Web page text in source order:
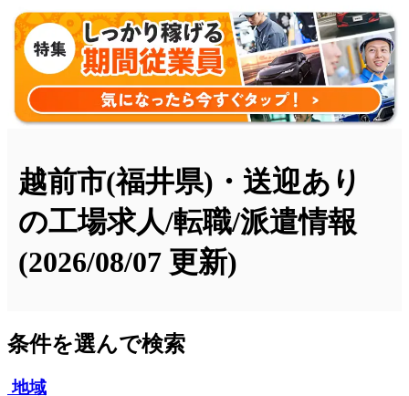
越前市(福井県)・送迎あり
の工場求人/転職/派遣情報
(2026/08/07 更新)
条件を選んで検索
地域